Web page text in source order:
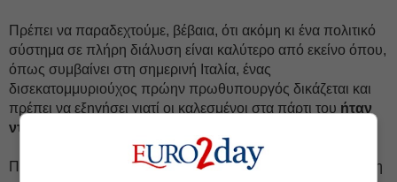
Πρέπει να παραδεχτούμε, βέβαια, ότι ακόμη κι ένα πολιτικό
σύστημα σε πλήρη διάλυση είναι καλύτερο από εκείνο όπου,
όπως συμβαίνει στη σημερινή Ιταλία, ένας
δισεκατομμυριούχος πρώην πρωθυπουργός δικάζεται και
πρέπει να εξηγήσει γιατί οι καλεσμένοι στα πάρτι του ήταν
ντυμένοι νοσοκόμες και αστυνομικοί.
Πάντως, το ευρύτερο ζήτημα παραμένει: όσο περισσότερο η